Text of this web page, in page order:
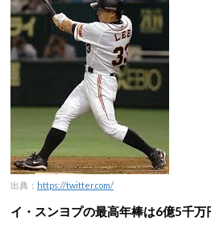
出典： https://twitter.com/
イ・スンヨプの最高年棒は6億5千万